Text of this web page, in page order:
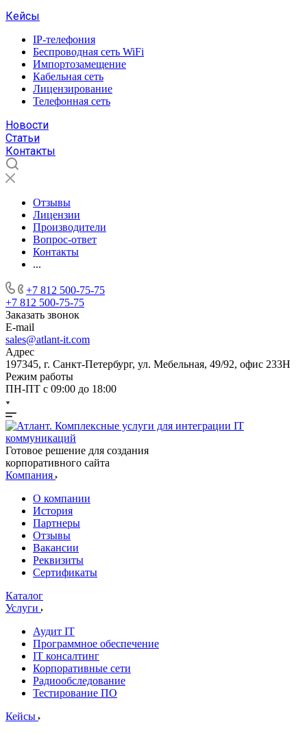
Кейсы
IP-телефония
Беспроводная сеть WiFi
Импортозамещение
Кабельная сеть
Лицензирование
Телефонная сеть
Новости
Статьи
Контакты
Отзывы
Лицензии
Производители
Вопрос-ответ
Контакты
...
+7 812 500-75-75
+7 812 500-75-75
Заказать звонок
E-mail
sales@atlant-it.com
Адрес
197345, г. Санкт-Петербург, ул. Мебельная, 49/92, офис 233Н
Режим работы
ПН-ПТ с 09:00 до 18:00
Готовое решение для создания
корпоративного сайта
Компания
О компании
История
Партнеры
Отзывы
Вакансии
Реквизиты
Сертификаты
Каталог
Услуги
Аудит IT
Программное обеспечение
IT консалтинг
Корпоративные сети
Радиообследование
Тестирование ПО
Кейсы